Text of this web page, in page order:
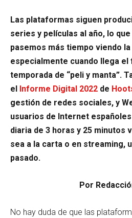
Las plataformas siguen
series y películas al año, lo
pasemos más tiempo viendo
especialmente cuando llega el
temporada de “peli y manta”.
el Informe Digital 2022 de
gestión de redes sociales, y
usuarios de Internet
diaria de 3 horas y 25 minutos
sea a la carta o en streaming,
pasado.
Por
No hay duda de que las